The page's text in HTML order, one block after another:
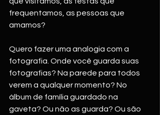
frequentamos, as pessoas que
amamos?
Quero fazer uma analogia com a
fotografia. Onde você guarda suas
fotografias? Na parede para todos
verem a qualquer momento? No
álbum de família guardado na
gaveta? Ou não as guarda? Ou são